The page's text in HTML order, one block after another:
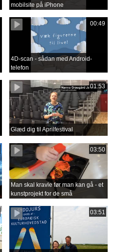
mobilsite på iPhone
00:49
4D-scan - sådan med Android-
telefon
01:53
Glæd dig til Aprilfestival
03:50
Man skal kravle før man kan gå - et
kunstprojekt for de små
03:51